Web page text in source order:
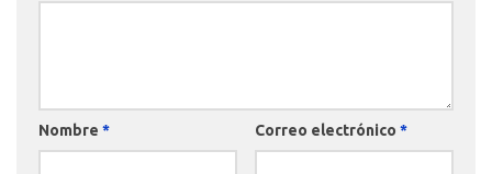
Nombre * Correo electrónico *